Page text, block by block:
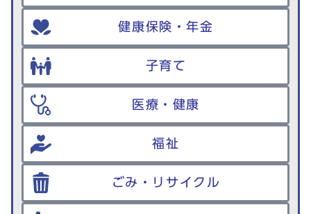
健康保険・年金
子育て
医療・健康
福祉
ごみ・リサイクル